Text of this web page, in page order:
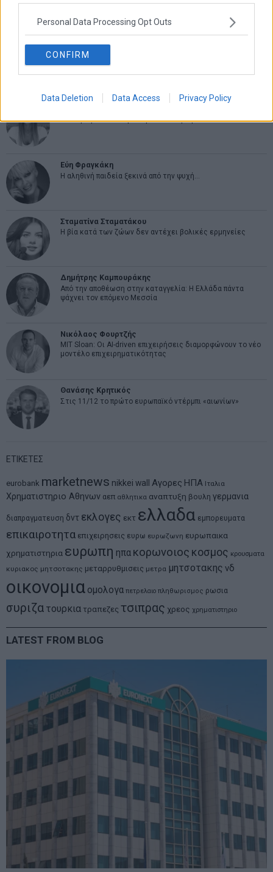
Personal Data Processing Opt Outs
CONFIRM
Data Deletion Data Access Privacy Policy
Πλοήγηση
άρθρων
Previous
Πολιτική και ρυθμιστικοί
κανόνες: Οι μεγάλες
απειλές της αγοράς και της
ανάκαμψης
Τα hedge funds φλερτάρουν
την Eurobank
Οι «τιμωροί» των ομολόγων επέστρεψαν
Εύη Φραγκάκη
Η αληθινή παιδεία ξεκινά από την ψυχή…
Σταματίνα Σταματάκου
Η βία κατά των ζώων δεν αντέχει βολικές ερμηνείες
Δημήτρης Καμπουράκης
Από την αποθέωση στην καταγγελία: Η Ελλάδα πάντα
ψάχνει τον επόμενο Μεσσία
Νικόλαος Φουρτζής
MIT Sloan: Οι AI-driven επιχειρήσεις διαμορφώνουν το νέο
μοντέλο επιχειρηματικότητας
Θανάσης Κρητικός
Στις 11/12 το πρώτο ευρωπαϊκό ντέρμπι «αιωνίων»
ΕΤΙΚΕΤΕΣ
eurobank marketnews nikkei wall Αγορες ΗΠΑ Ιταλια
Χρηματιστηριο Αθηνων αεπ αθλητικα αναπτυξη βουλη γερμανια
διαπραγματευση δντ εκλογες εκτ ελλαδα εμπορευματα
επικαιροτητα επιχειρησεις ευρω ευρωζωνη ευρωπαικα
χρηματιστηρια ευρωπη ηπα κορωνοιος κοσμος κρουσματα
κυριακος μητσοτακης μεταρρυθμισεις μετρα μητσοτακης νδ
οικονομια ομολογα πετρελαιο πληθωρισμος ρωσια
συριζα τουρκια τραπεζες τσιπρας χρεος χρηματιστηριο
LATEST FROM BLOG